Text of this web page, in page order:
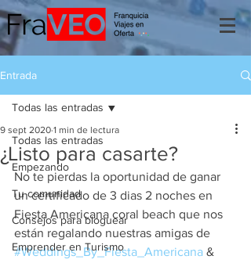
Entrada
Todas las entradas
Empezando
Tu comunidad
Consejos para bloguear
Emprender en Turismo
Todas las entradas
¿Listo para casarte?
9 sept 2020 1 min de lectura
No te pierdas la oportunidad de ganar
un certificado de 3 dias 2 noches en
Fiesta Americana coral beach que nos
están regalando nuestras amigas de
#Weddings_By_Fiesta_Americana &